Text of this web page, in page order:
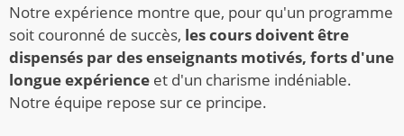
Notre expérience montre que, pour qu'un programme
soit couronné de succès, les cours doivent être
dispensés par des enseignants motivés, forts d'une
longue expérience et d'un charisme indéniable.
Notre équipe repose sur ce principe.